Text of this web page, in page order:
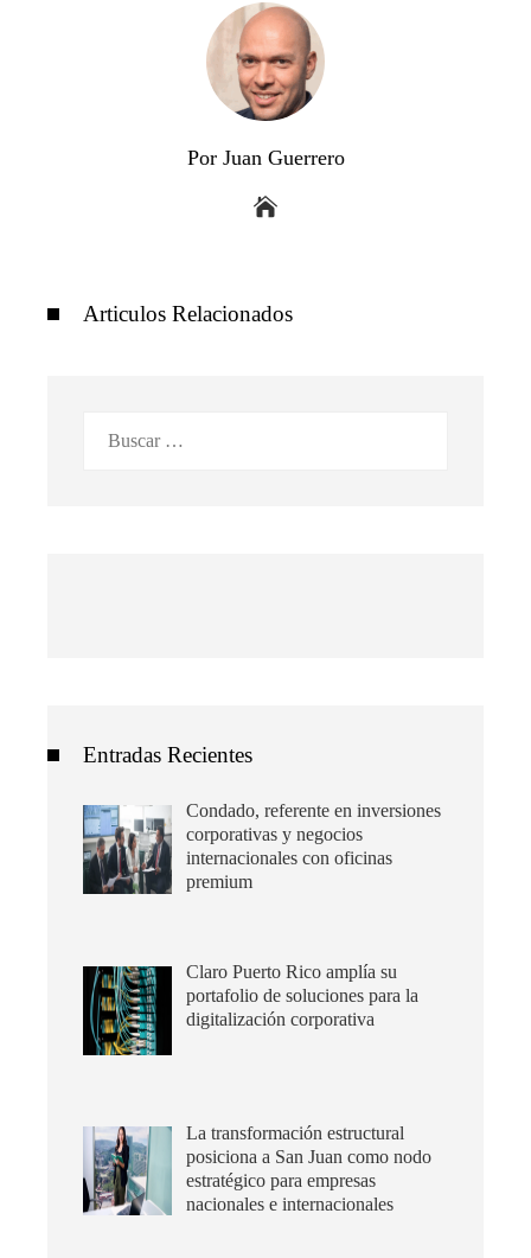
Por Juan Guerrero
Articulos Relacionados
Entradas Recientes
Condado, referente en inversiones
corporativas y negocios
internacionales con oficinas
premium
Claro Puerto Rico amplía su
portafolio de soluciones para la
digitalización corporativa
La transformación estructural
posiciona a San Juan como nodo
estratégico para empresas
nacionales e internacionales